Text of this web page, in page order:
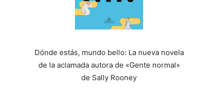
Dónde estás, mundo bello: La nueva novela
de la aclamada autora de «Gente normal»
de Sally Rooney